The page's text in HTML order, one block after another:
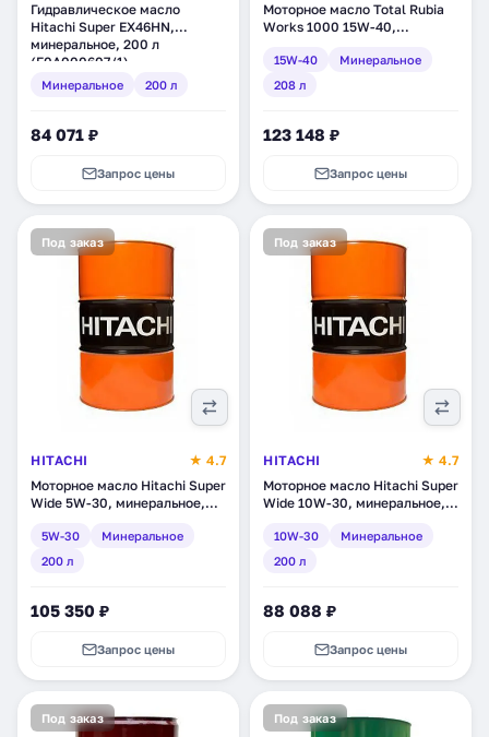
Гидравлическое масло
Hitachi Super EX46HN,
минеральное, 200 л
(E0A000607/1)
Минеральное 200 л
84 071 ₽
Запрос цены
Моторное масло Total Rubia
Works 1000 15W-40,
15W-40
Минеральное
208 л
123 148 ₽
Запрос цены
Под заказ
HITACHI
★ 4.7
Моторное масло Hitachi Super
Wide 5W-30, минеральное,
5W-30
Минеральное
200 л
105 350 ₽
Запрос цены
Под заказ
HITACHI
★ 4.7
Моторное масло Hitachi Super
Wide 10W-30, минеральное,
10W-30
Минеральное
200 л
88 088 ₽
Запрос цены
Под заказ Под заказ